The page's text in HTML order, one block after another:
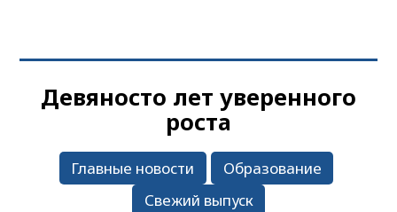
Девяносто лет уверенного
роста
Главные новости
Образование
Свежий выпуск